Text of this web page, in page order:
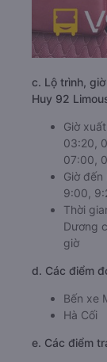
c. Lộ trình,
Huy 92
Giờ
03:20,
07:00,
Giờ
9:00,
Thời
Dương
giờ
d. Các điểm
Bến xe
Hà Cối
e. Các điểm